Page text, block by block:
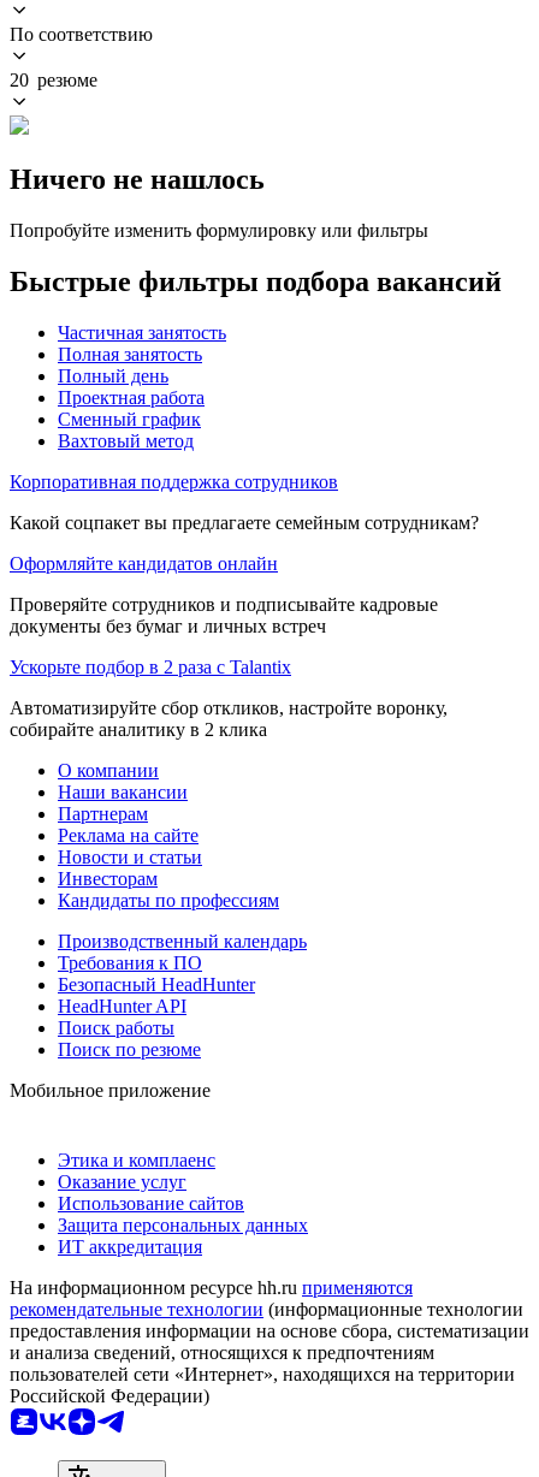
По соответствию
20 резюме
Ничего не нашлось
Попробуйте изменить формулировку или фильтры
Быстрые фильтры подбора вакансий
Частичная занятость
Полная занятость
Полный день
Проектная работа
Сменный график
Вахтовый метод
Корпоративная поддержка сотрудников
Какой соцпакет вы предлагаете семейным сотрудникам?
Оформляйте кандидатов онлайн
Проверяйте сотрудников и подписывайте кадровые
документы без бумаг и личных встреч
Ускорьте подбор в 2 раза с Talantix
Автоматизируйте сбор откликов, настройте воронку,
собирайте аналитику в 2 клика
О компании
Наши вакансии
Партнерам
Реклама на сайте
Новости и статьи
Инвесторам
Кандидаты по профессиям
Производственный календарь
Требования к ПО
Безопасный HeadHunter
HeadHunter API
Поиск работы
Поиск по резюме
Мобильное приложение
Этика и комплаенс
Оказание услуг
Использование сайтов
Защита персональных данных
ИТ аккредитация
На информационном ресурсе hh.ru применяются
рекомендательные технологии (информационные технологии
предоставления информации на основе сбора, систематизации
и анализа сведений, относящихся к предпочтениям
пользователей сети «Интернет», находящихся на территории
Российской Федерации)